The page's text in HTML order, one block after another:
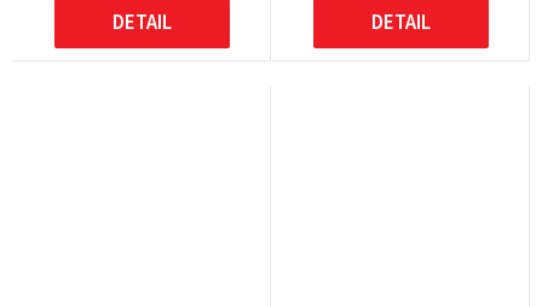
DETAIL DETAIL